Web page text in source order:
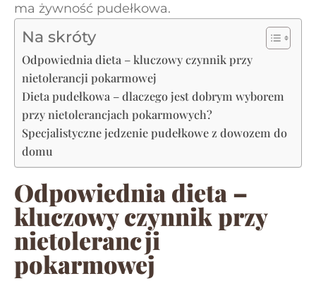
ma żywność pudełkowa.
Na skróty
Odpowiednia dieta – kluczowy czynnik przy
nietolerancji pokarmowej
Dieta pudełkowa – dlaczego jest dobrym wyborem
przy nietolerancjach pokarmowych?
Specjalistyczne jedzenie pudełkowe z dowozem do
domu
Odpowiednia dieta –
kluczowy czynnik przy
nietolerancji
pokarmowej